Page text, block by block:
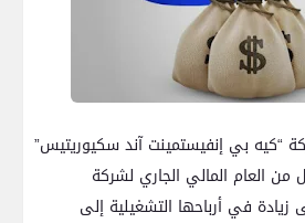
بي إنفيستمينت آند سكيوريتيس”
من العام المالي الجاري لشركة
في أرباحها التشغيلية إلى